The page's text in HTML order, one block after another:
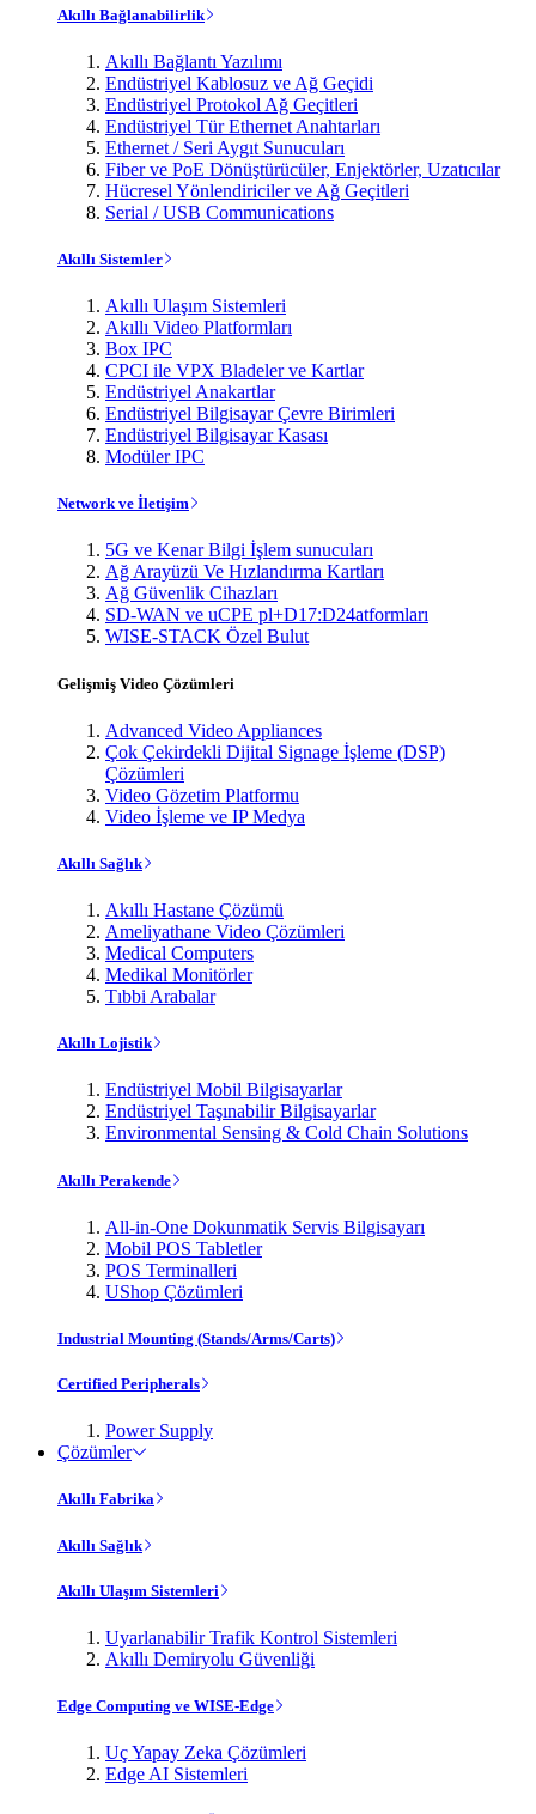
Akıllı Bağlanabilirlik
Akıllı Bağlantı Yazılımı
Endüstriyel Kablosuz ve Ağ Geçidi
Endüstriyel Protokol Ağ Geçitleri
Endüstriyel Tür Ethernet Anahtarları
Ethernet / Seri Aygıt Sunucuları
Fiber ve PoE Dönüştürücüler, Enjektörler, Uzatıcılar
Hücresel Yönlendiriciler ve Ağ Geçitleri
Serial / USB Communications
Akıllı Sistemler
Akıllı Ulaşım Sistemleri
Akıllı Video Platformları
Box IPC
CPCI ile VPX Bladeler ve Kartlar
Endüstriyel Anakartlar
Endüstriyel Bilgisayar Çevre Birimleri
Endüstriyel Bilgisayar Kasası
Modüler IPC
Network ve İletişim
5G ve Kenar Bilgi İşlem sunucuları
Ağ Arayüzü Ve Hızlandırma Kartları
Ağ Güvenlik Cihazları
SD-WAN ve uCPE pl+D17:D24atformları
WISE-STACK Özel Bulut
Gelişmiş Video Çözümleri
Advanced Video Appliances
Çok Çekirdekli Dijital Signage İşleme (DSP)
Çözümleri
Video Gözetim Platformu
Video İşleme ve IP Medya
Akıllı Sağlık
Akıllı Hastane Çözümü
Ameliyathane Video Çözümleri
Medical Computers
Medikal Monitörler
Tıbbi Arabalar
Akıllı Lojistik
Endüstriyel Mobil Bilgisayarlar
Endüstriyel Taşınabilir Bilgisayarlar
Environmental Sensing & Cold Chain Solutions
Akıllı Perakende
All-in-One Dokunmatik Servis Bilgisayarı
Mobil POS Tabletler
POS Terminalleri
UShop Çözümleri
Industrial Mounting (Stands/Arms/Carts)
Certified Peripherals
Power Supply
Çözümler
Akıllı Fabrika
Akıllı Sağlık
Akıllı Ulaşım Sistemleri
Uyarlanabilir Trafik Kontrol Sistemleri
Akıllı Demiryolu Güvenliği
Edge Computing ve WISE-Edge
Uç Yapay Zeka Çözümleri
Edge AI Sistemleri